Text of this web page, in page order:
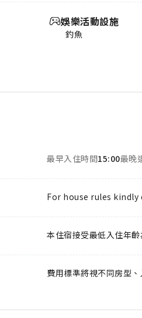
娛樂活動設施
釣魚
最早入住時間15:00最晚
For house rules
本住宿接受最低入住年
費用標準將視不同房型